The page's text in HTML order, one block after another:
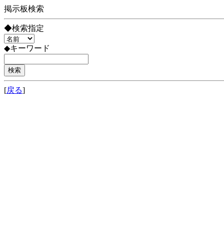
掲示板検索
◆検索指定
◆キーワード
[戻る]